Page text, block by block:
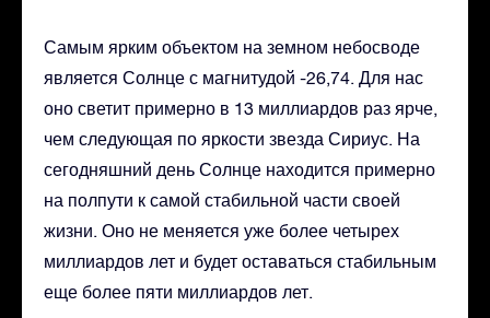
Самым ярким объектом на земном небосводе
является Солнце с магнитудой -26,74. Для нас
оно светит примерно в 13 миллиардов раз ярче,
чем следующая по яркости звезда Сириус. На
сегодняшний день Солнце находится примерно
на полпути к самой стабильной части своей
жизни. Оно не меняется уже более четырех
миллиардов лет и будет оставаться стабильным
еще более пяти миллиардов лет.